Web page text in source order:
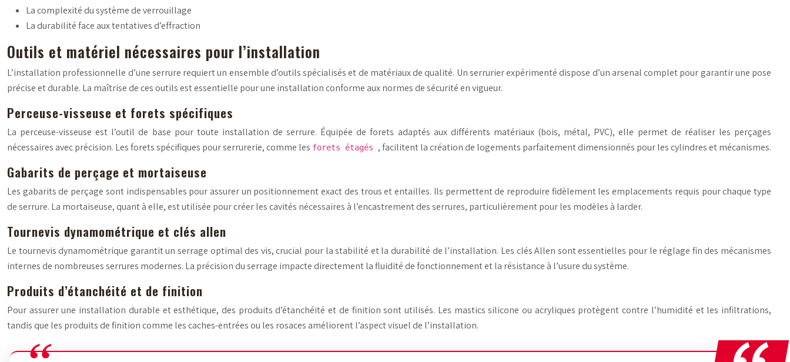
La complexité du système de verrouillage
La durabilité face aux tentatives d’effraction
Outils et matériel nécessaires pour l’installation
L’installation professionnelle d’une serrure requiert un ensemble d’outils spécialisés et de matériaux de qualité. Un serrurier expérimenté dispose d’un arsenal complet pour garantir une pose
précise et durable. La maîtrise de ces outils est essentielle pour une installation conforme aux normes de sécurité en vigueur.
Perceuse-visseuse et forets spécifiques
La perceuse-visseuse est l’outil de base pour toute installation de serrure. Équipée de forets adaptés aux différents matériaux (bois, métal, PVC), elle permet de réaliser les perçages
nécessaires avec précision. Les forets spécifiques pour serrurerie, comme les forets étagés , facilitent la création de logements parfaitement dimensionnés pour les cylindres et mécanismes.
Gabarits de perçage et mortaiseuse
Les gabarits de perçage sont indispensables pour assurer un positionnement exact des trous et entailles. Ils permettent de reproduire fidèlement les emplacements requis pour chaque type
de serrure. La mortaiseuse, quant à elle, est utilisée pour créer les cavités nécessaires à l’encastrement des serrures, particulièrement pour les modèles à larder.
Tournevis dynamométrique et clés allen
Le tournevis dynamométrique garantit un serrage optimal des vis, crucial pour la stabilité et la durabilité de l’installation. Les clés Allen sont essentielles pour le réglage fin des mécanismes
internes de nombreuses serrures modernes. La précision du serrage impacte directement la fluidité de fonctionnement et la résistance à l’usure du système.
Produits d’étanchéité et de finition
Pour assurer une installation durable et esthétique, des produits d’étanchéité et de finition sont utilisés. Les mastics silicone ou acryliques protègent contre l’humidité et les infiltrations,
tandis que les produits de finition comme les caches-entrées ou les rosaces améliorent l’aspect visuel de l’installation.